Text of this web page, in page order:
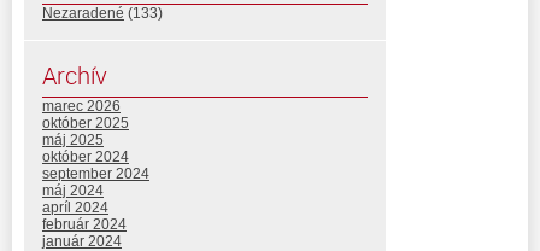
Nezaradené (133)
Archív
marec 2026
október 2025
máj 2025
október 2024
september 2024
máj 2024
apríl 2024
február 2024
január 2024